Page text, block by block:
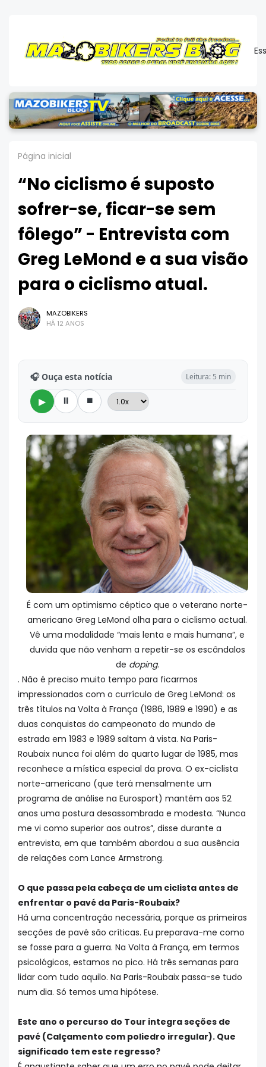
Página inicial
“No ciclismo é suposto
sofrer-se, ficar-se sem
fôlego” - Entrevista com
Greg LeMond e a sua visão
para o ciclismo atual.
MAZOBIKERS
HÁ 12 ANOS
🎧 Ouça esta notícia Leitura: 5 min
▶ ⏸ ⏹
É com um optimismo céptico que o veterano norte-
americano Greg LeMond olha para o ciclismo actual.
Vê uma modalidade “mais lenta e mais humana”, e
duvida que não venham a repetir-se os escândalos
de doping.
. Não é preciso muito tempo para ficarmos
impressionados com o currículo de Greg LeMond: os
três títulos na Volta à França (1986, 1989 e 1990) e as
duas conquistas do campeonato do mundo de
estrada em 1983 e 1989 saltam à vista. Na Paris-
Roubaix nunca foi além do quarto lugar de 1985, mas
reconhece a mística especial da prova. O ex-ciclista
norte-americano (que terá mensalmente um
programa de análise na Eurosport) mantém aos 52
anos uma postura desassombrada e modesta. “Nunca
me vi como superior aos outros”, disse durante a
entrevista, em que também abordou a sua ausência
de relações com Lance Armstrong.
O que passa pela cabeça de um ciclista antes de
enfrentar o pavé da Paris-Roubaix?
Há uma concentração necessária, porque as primeiras
secções de pavé são críticas. Eu preparava-me como
se fosse para a guerra. Na Volta à França, em termos
psicológicos, estamos no pico. Há três semanas para
lidar com tudo aquilo. Na Paris-Roubaix passa-se tudo
num dia. Só temos uma hipótese.
Este ano o percurso do Tour integra seções de
pavé (Calçamento com poliedro irregular). Que
significado tem este regresso?